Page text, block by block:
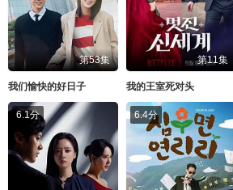
第53集
我们愉快的好日子
第11集
我的王室死对头
6.1分 6.4分